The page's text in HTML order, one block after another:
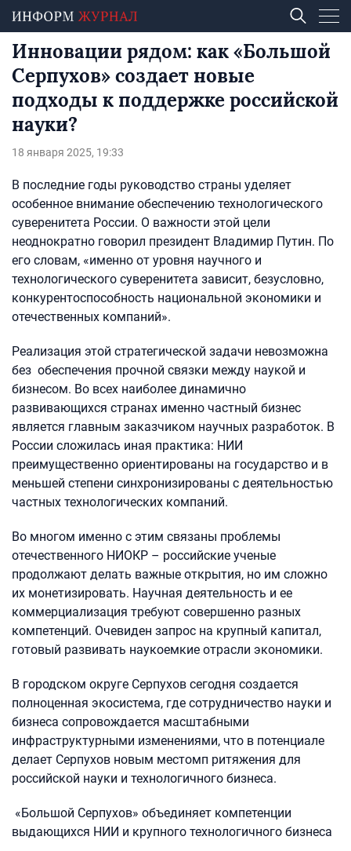
Инновации рядом: как «Большой
Серпухов» создает новые
подходы к поддержке российской
науки?
18 января 2025, 19:33
В последние годы руководство страны уделяет
особенное внимание обеспечению технологического
суверенитета России. О важности этой цели
неоднократно говорил президент Владимир Путин. По
его словам, «именно от уровня научного и
технологического суверенитета зависит, безусловно,
конкурентоспособность национальной экономики и
отечественных компаний».
Реализация этой стратегической задачи невозможна
без обеспечения прочной связки между наукой и
бизнесом. Во всех наиболее динамично
развивающихся странах именно частный бизнес
является главным заказчиком научных разработок. В
России сложилась иная практика: НИИ
преимущественно ориентированы на государство и в
меньшей степени синхронизированы с деятельностью
частных технологических компаний.
Во многом именно с этим связаны проблемы
отечественного НИОКР – российские ученые
продолжают делать важные открытия, но им сложно
их монетизировать. Научная деятельность и ее
коммерциализация требуют совершенно разных
компетенций. Очевиден запрос на крупный капитал,
готовый развивать наукоемкие отрасли экономики.
В городском округе Серпухов cегодня создается
полноценная экосистема, где сотрудничество науки и
бизнеса сопровождается масштабными
инфраструктурными изменениями, что в потенциале
делает Серпухов новым местомп ритяжения для
российской науки и технологичного бизнеса.
«Большой Серпухов» объединяет компетенции
выдающихся НИИ и крупного технологичного бизнеса